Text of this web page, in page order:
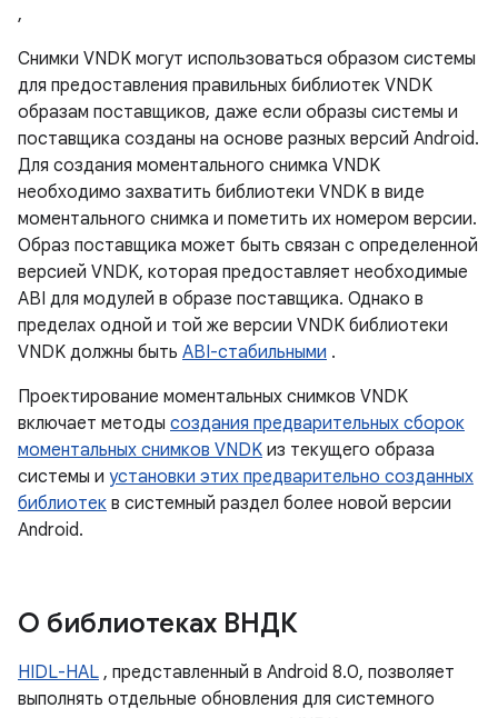
,
Снимки VNDK могут использоваться образом системы
для предоставления правильных библиотек VNDK
образам поставщиков, даже если образы системы и
поставщика созданы на основе разных версий Android.
Для создания моментального снимка VNDK
необходимо захватить библиотеки VNDK в виде
моментального снимка и пометить их номером версии.
Образ поставщика может быть связан с определенной
версией VNDK, которая предоставляет необходимые
ABI для модулей в образе поставщика. Однако в
пределах одной и той же версии VNDK библиотеки
VNDK должны быть ABI-стабильными .
Проектирование моментальных снимков VNDK
включает методы создания предварительных сборок
моментальных снимков VNDK из текущего образа
системы и установки этих предварительно созданных
библиотек в системный раздел более новой версии
Android.
О библиотеках ВНДК
HIDL-HAL , представленный в Android 8.0, позволяет
выполнять отдельные обновления для системного